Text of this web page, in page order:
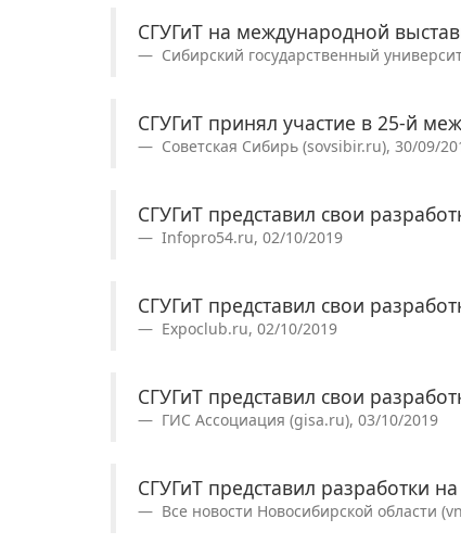
СГУГиТ на международной
Сибирский государственный
СГУГиТ принял участие в 25-й
Советская Сибирь (sovsibir.ru), 30/09/
СГУГиТ представил свои
Infopro54.ru, 02/10/2019
СГУГиТ представил свои
Expoclub.ru, 02/10/2019
СГУГиТ представил свои
ГИС Ассоциация (gisa.ru), 03/10/2019
СГУГиТ представил разработки
Все новости Новосибирской области